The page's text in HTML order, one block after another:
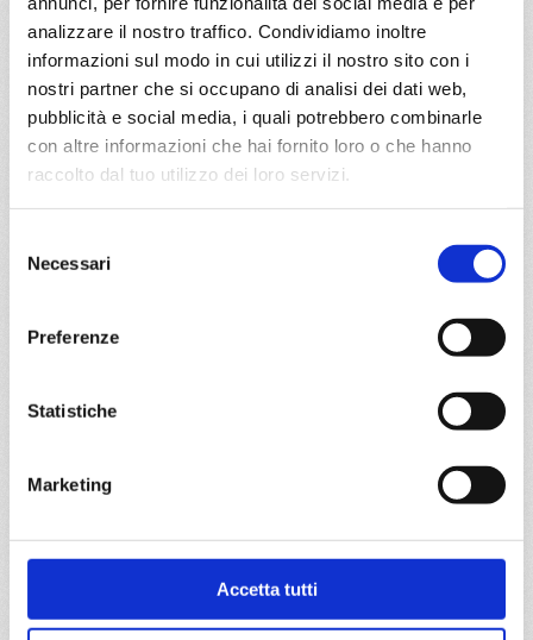
analizzare il nostro traffico. Condividiamo inoltre
informazioni sul modo in cui utilizzi il nostro sito con i
nostri partner che si occupano di analisi dei dati web,
pubblicità e social media, i quali potrebbero combinarle
con altre informazioni che hai fornito loro o che hanno
raccolto dal tuo utilizzo dei loro servizi.
delNecessari
Preferenze
Statistiche
Marketing
Accetta tutti
a partire da
€ 1.233
DETTAGLI
DETTAGLI